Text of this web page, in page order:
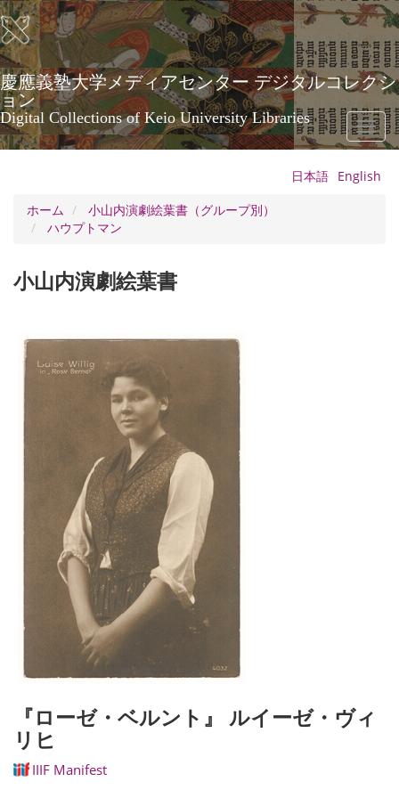
メ
イ
ン
コ
ン
テ
ン
ツ
に
慶應義塾大学メディアセンター デジタルコレクシ
ョン
Digital Collections of Keio University Libraries
Toggle
日本語 English
ホーム
小山内演劇絵葉書（グループ別）
ハウプトマン
小山内演劇絵葉書
『ローゼ・ベルント』 ルイーゼ・ヴィ
リヒ
IIIF Manifest